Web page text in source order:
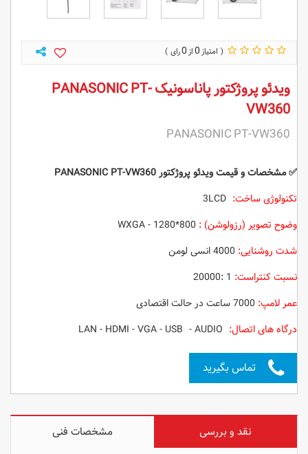
0
0
ویدئو پروژکتور پاناسونیک PANASONIC PT-
VW360
PANASONIC PT-VW360
✅ مشخصات و قیمت ویدئو پروژکتور
تکنولوژی ساخت: 3LCD
وضوح تصویر (رزولوشن) : WXGA - 1280*800
شدت روشنایی: 4000 انسی لومن
نسبت کنتراست:
عمر لامپ:
درگاه های اتصال: LAN - HDMI - VGA - USB - AUDIO
تماس بگیرید
نقد و بررسی
مشخصات فنی